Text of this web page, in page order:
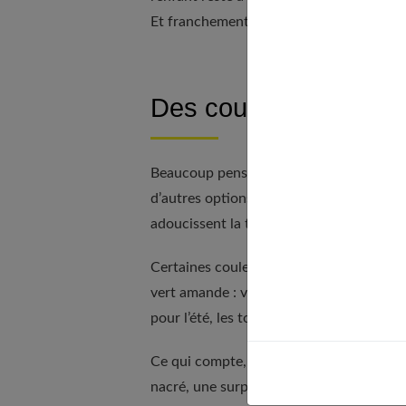
Et franchement, tout le monde y gagne.
Des couleurs douces,
Beaucoup pensent que cérémonie rime
d’autres options. Pourquoi ne pas
adoucissent la tenue tout en donnant
Certaines couleurs réchauffent l’allure
vert amande : voilà des nuances qui
pour l’été, les tons clairs restent
Ce qui compte, c’est l’harmonie. Pas
nacré, une surpiqûre contrastée, un